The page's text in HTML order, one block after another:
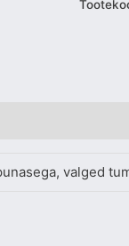
valged